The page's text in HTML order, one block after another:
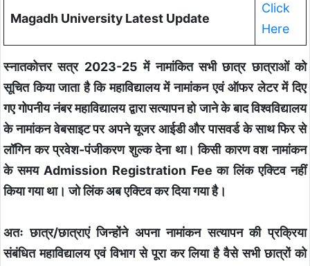
Magadh University Latest Update
Click
Here
स्नातकोत्तर सत्र 2023-25 में नामांकित सभी छात्र छात्राओं को
सूचित किया जाता है कि महाविद्यालय में नामांकन एवं ऑफर लेटर में दिए
गए गोपनीय नंबर महाविद्यालय द्वारा सत्यापन हो जाने के बाद विश्वविद्यालय
के नामांकन वेबसाइट पर अपने यूजर आईडी और पासवर्ड के साथ फिर से
लॉगिन कर प्रवेश-पंजीकरण शुल्क देना था। किसी कारण वश नामांकन
के समय Admission Registration Fee का लिंक एक्टिव नहीं
किया गया था। जो लिंक अब एक्टिव कर दिया गया है।
अतः छात्र/छात्राएं जिन्होंने अपना नामांकन सत्यापन की प्रक्रिया
संबंधित महाविद्यालय एवं विभाग से पूरा कर लिया है वैसे सभी छात्रों को